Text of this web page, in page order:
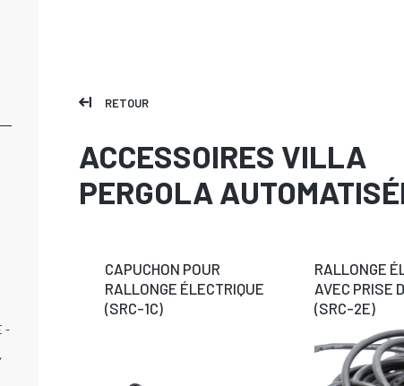
RETOUR
ACCESSOIRES VILLA
PERGOLA
CAPUCHON POUR
RALLONGE ÉLECTRIQUE
(SRC-1C)
RALLONGE
AVEC PRISE
(SRC-2E)
-